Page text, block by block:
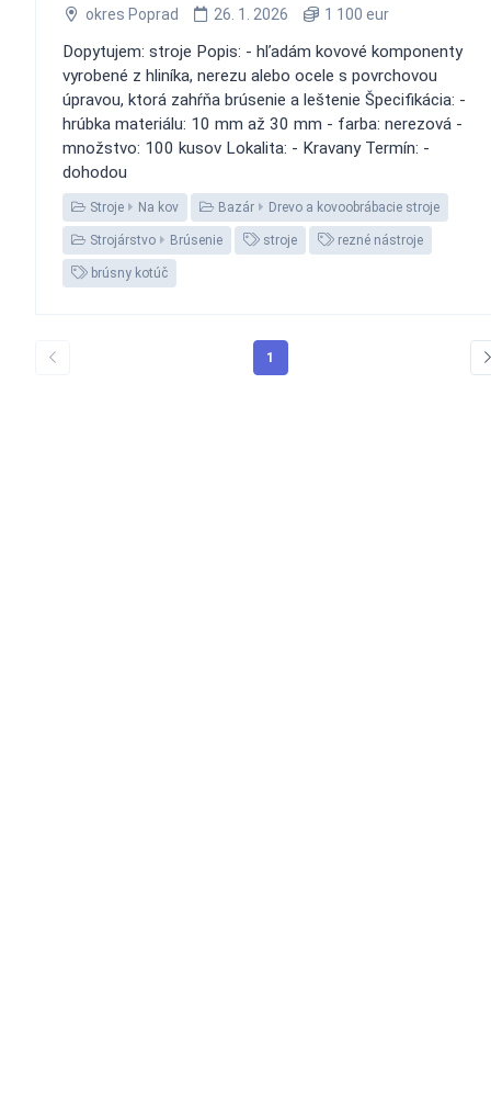
okres Poprad 26. 1. 2026 1 100 eur
Dopytujem: stroje Popis: - hľadám kovové komponenty
vyrobené z hliníka, nerezu alebo ocele s povrchovou
úpravou, ktorá zahŕňa brúsenie a leštenie Špecifikácia: -
hrúbka materiálu: 10 mm až 30 mm - farba: nerezová -
množstvo: 100 kusov Lokalita: - Kravany Termín: -
dohodou
Stroje Na kov Bazár Drevo a kovoobrábacie stroje
Strojárstvo Brúsenie stroje rezné nástroje
brúsny kotúč
1